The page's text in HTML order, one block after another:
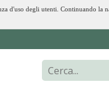
degli utenti. Continuando la